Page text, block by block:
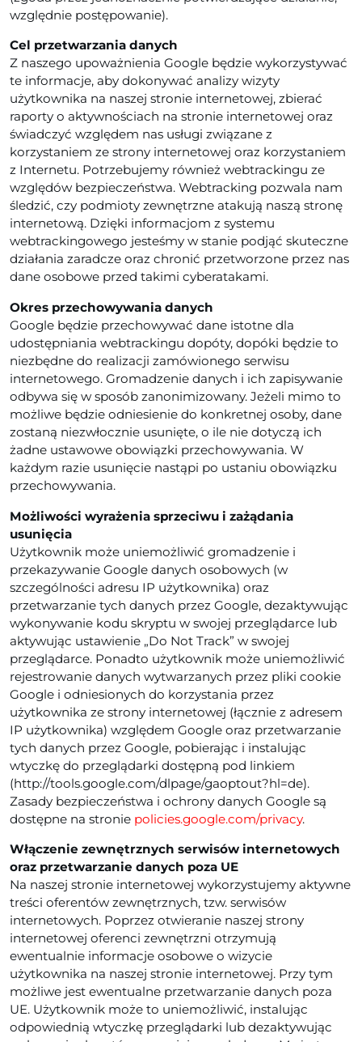
względnie postępowanie).
Cel przetwarzania danych
Z naszego upoważnienia Google będzie wykorzystywać
te informacje, aby dokonywać analizy wizyty
użytkownika na naszej stronie internetowej, zbierać
raporty o aktywnościach na stronie internetowej oraz
świadczyć względem nas usługi związane z
korzystaniem ze strony internetowej oraz korzystaniem
z Internetu. Potrzebujemy również webtrackingu ze
względów bezpieczeństwa. Webtracking pozwala nam
śledzić, czy podmioty zewnętrzne atakują naszą stronę
internetową. Dzięki informacjom z systemu
webtrackingowego jesteśmy w stanie podjąć skuteczne
działania zaradcze oraz chronić przetworzone przez nas
dane osobowe przed takimi cyberatakami.
Okres przechowywania danych
Google będzie przechowywać dane istotne dla
udostępniania webtrackingu dopóty, dopóki będzie to
niezbędne do realizacji zamówionego serwisu
internetowego. Gromadzenie danych i ich zapisywanie
odbywa się w sposób zanonimizowany. Jeżeli mimo to
możliwe będzie odniesienie do konkretnej osoby, dane
zostaną niezwłocznie usunięte, o ile nie dotyczą ich
żadne ustawowe obowiązki przechowywania. W
każdym razie usunięcie nastąpi po ustaniu obowiązku
przechowywania.
Możliwości wyrażenia sprzeciwu i zażądania
usunięcia
Użytkownik może uniemożliwić gromadzenie i
przekazywanie Google danych osobowych (w
szczególności adresu IP użytkownika) oraz
przetwarzanie tych danych przez Google, dezaktywując
wykonywanie kodu skryptu w swojej przeglądarce lub
aktywując ustawienie „Do Not Track” w swojej
przeglądarce. Ponadto użytkownik może uniemożliwić
rejestrowanie danych wytwarzanych przez pliki cookie
Google i odniesionych do korzystania przez
użytkownika ze strony internetowej (łącznie z adresem
IP użytkownika) względem Google oraz przetwarzanie
tych danych przez Google, pobierając i instalując
wtyczkę do przeglądarki dostępną pod linkiem
(http://tools.google.com/dlpage/gaoptout?hl=de).
Zasady bezpieczeństwa i ochrony danych Google są
dostępne na stronie policies.google.com/privacy.
Włączenie zewnętrznych serwisów internetowych
oraz przetwarzanie danych poza UE
Na naszej stronie internetowej wykorzystujemy aktywne
treści oferentów zewnętrznych, tzw. serwisów
internetowych. Poprzez otwieranie naszej strony
internetowej oferenci zewnętrzni otrzymują
ewentualnie informacje osobowe o wizycie
użytkownika na naszej stronie internetowej. Przy tym
możliwe jest ewentualne przetwarzanie danych poza
UE. Użytkownik może to uniemożliwić, instalując
odpowiednią wtyczkę przeglądarki lub dezaktywując